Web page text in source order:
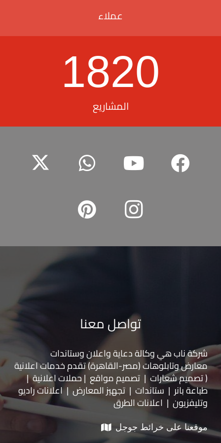
عملاء
1820
المشاريع
تواصل معنا
شركة ناب هي وكالة دعاية واعلان وستاندات
معارضوتابلوهات(مصر-القاهرة) تقدم خدمات اعلانية
( تصميم شعارات | تصميم مواقع | حملات اعلانية |
طباعة بانر | ستاندات | تجهيز المعارض | اعلانات راديو
وتليفزيون | اعلانات الطرق
موقعنا على خرائط جوجل